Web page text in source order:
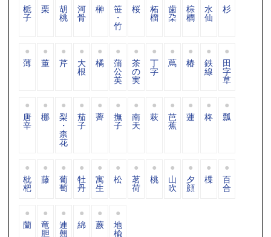
栀
子
栗 胡
桃
河
骨
榊 笹
・
竹
桜 柘
榴
歯
朶
棕
櫚
水
仙
杉
薄 董 芹 大
根
橘 蒲
公
英
茶
の
実
丁
字
蔦 椿 鉄
線
田
字
草
唐
辛
梛 梨
・
柰
花
茄
子
薺 撫
子
南
天
萩 芭
蕉
蓮 柊 瓢
枇
杷
藤 葡
萄
牡
丹
寓
生
松 茗
荷
桃 山
吹
夕
顔
楪 百
合
蘭 竜
胆
連
翹
綿 蕨 地
楡